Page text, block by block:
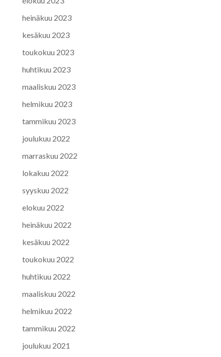
heinäkuu 2023
kesäkuu 2023
toukokuu 2023
huhtikuu 2023
maaliskuu 2023
helmikuu 2023
tammikuu 2023
joulukuu 2022
marraskuu 2022
lokakuu 2022
syyskuu 2022
elokuu 2022
heinäkuu 2022
kesäkuu 2022
toukokuu 2022
huhtikuu 2022
maaliskuu 2022
helmikuu 2022
tammikuu 2022
joulukuu 2021